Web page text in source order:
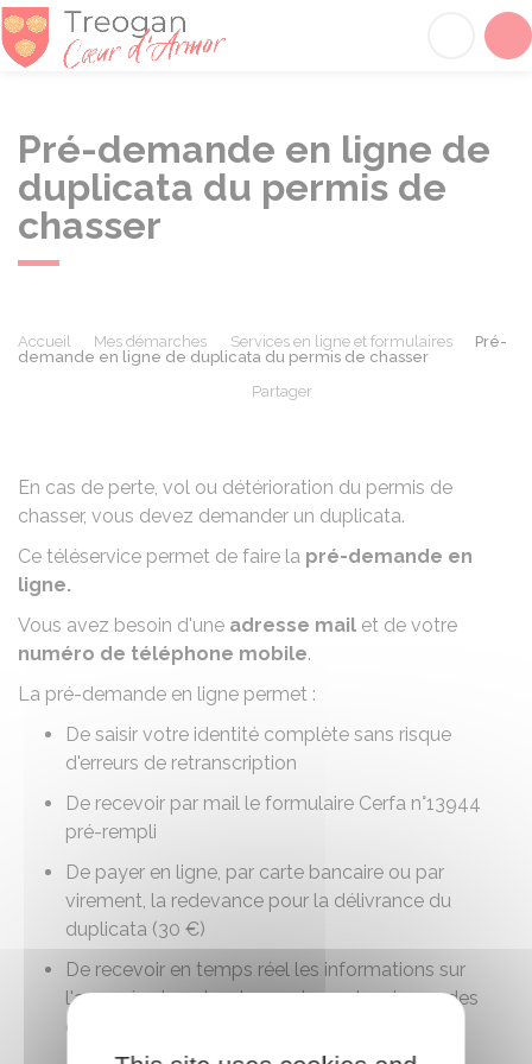
Pré-demande en ligne de
duplicata du permis de
chasser
Accueil Mes démarches Services en ligne et formulaires
Pré-
demande en ligne de duplicata du permis de chasser
Partager
En cas de perte, vol ou détérioration du permis de
chasser, vous devez demander un duplicata.
Ce téléservice permet de faire la pré-demande en
ligne.
Vous avez besoin d'une adresse mail et de votre
numéro de téléphone mobile.
La pré-demande en ligne permet :
De saisir votre identité complète sans risque
d'erreurs de retranscription
De recevoir par mail le formulaire Cerfa n°13944
pré-rempli
De payer en ligne, par carte bancaire ou par
virement, la redevance pour la délivrance du
duplicata (30 €)
De recevoir en temps réel les informations sur
l'avancée de votre demande ou des demandes
d'éléments complémentaires